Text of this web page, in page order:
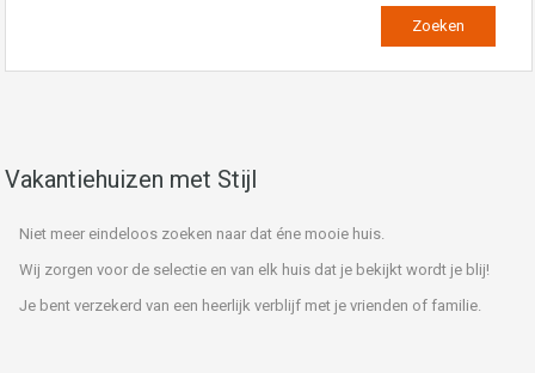
Vakantiehuizen met Stijl
Niet meer eindeloos zoeken naar dat éne mooie huis.
Wij zorgen voor de selectie en van elk huis dat je bekijkt wordt je blij!
Je bent verzekerd van een heerlijk verblijf met je vrienden of familie.